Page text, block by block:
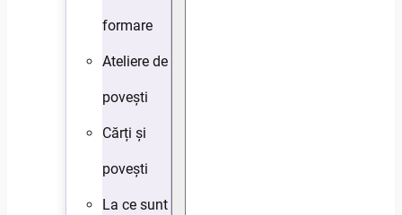
formare
Ateliere de
povești
Cărți și
povești
La ce sunt